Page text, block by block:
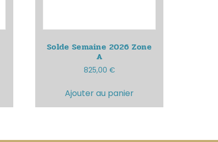
Solde Semaine 2026Zone
A
825,00€
Ajouter au panier